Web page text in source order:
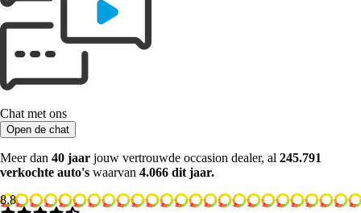
Chat met ons
Open de chat
Meer dan 40 jaar jouw vertrouwde occasion dealer, al 245.791
verkochte auto's waarvan 4.066 dit jaar.
8.8